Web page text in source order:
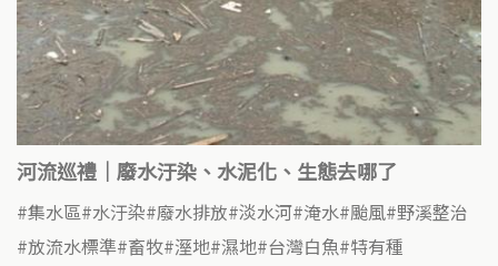
河流巡禮｜廢水汙染、水泥化、生態去哪了
集水區 水汙染 廢水排放 淡水河 淹水 颱風 野溪整治
放流水標準 畜牧 溼地 濕地 台灣白魚 特有種